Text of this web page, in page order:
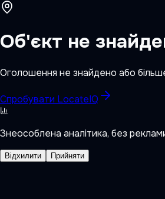
Об'єкт не
Оголошення не знайдено або
Спробувати LocateIQ
Знеособлена аналітика, без
Відхилити Прийняти